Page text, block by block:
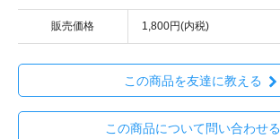
販売価格 1,800円(内税)
この商品を友達に教える
この商品について問い合わせる